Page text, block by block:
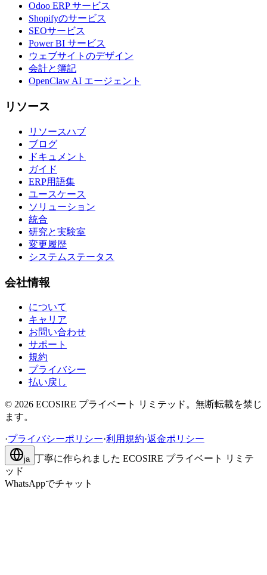
Odoo ERP サービス
Shopifyのサービス
SEOサービス
Power BI サービス
ウェブサイトのデザイン
会計と簿記
OpenClaw AI エージェント
リソース
リソースハブ
ブログ
ドキュメント
ガイド
ERP用語集
ユースケース
ソリューション
統合
研究と実験室
変更履歴
システムステータス
会社情報
について
キャリア
お問い合わせ
サポート
規約
プライバシー
払い戻し
© 2026 ECOSIRE プライベート リミテッド。無断転載を禁じ
ます。
·プライバシーポリシー·利用規約·返金ポリシー
ja 丁寧に作られました ECOSIRE プライベート リミテ
ッド
WhatsAppでチャット